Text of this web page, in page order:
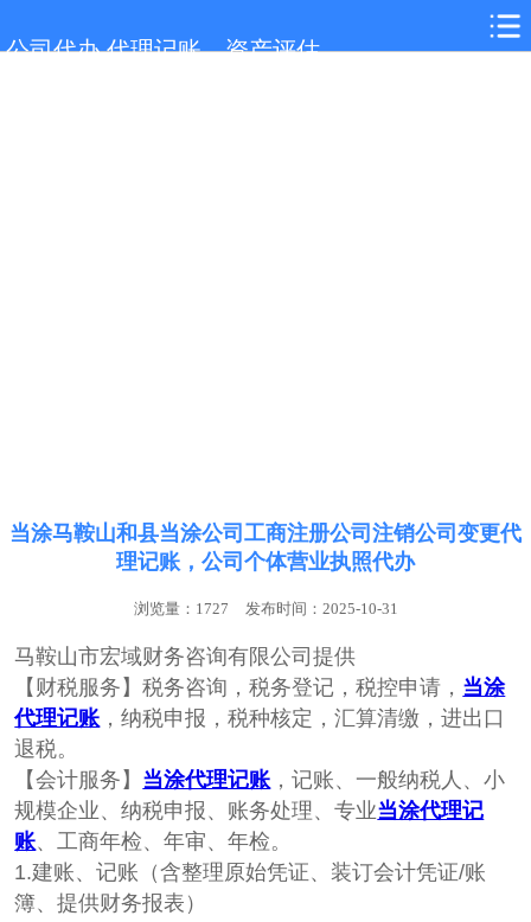
公司代办,代理记账，资产评估
网站首页
当涂马鞍山和县当涂公司工商注册公司注销公司变更代
理记账，公司个体营业执照代办
浏览量：1727 发布时间：2025-10-31
马鞍山市宏域财务咨询有限公司提供
【财税服务】税‌‌务咨询，税务登记，税控申请， 当涂
代理记账 ‌‌，纳税申报，税种核定，汇算清缴，进出口
退税。
【会计服务】 当涂代理记账 ，记账、一般纳税人、小
规模企业、纳税申报、账务处理、专业当涂代理记
账、工商年检、年审、年检。
1.建账、记账（含整理原始凭证、装订会计凭证/账
簿、提供财务报表）